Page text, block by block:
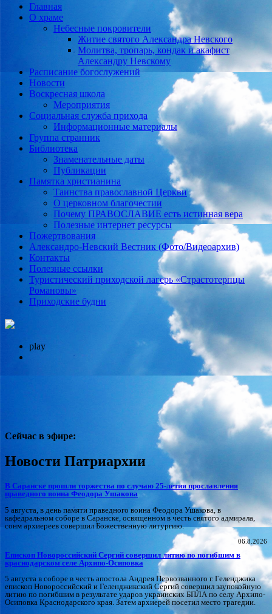
Главная
О храме
Небесные покровители
Житие святого Александра Невского
Молитва, тропарь, кондак и акафист
Александру Невскому
Расписание богослужений
Новости
Воскресная школа
Мероприятия
Социальная служба прихода
Информационные материалы
Группа странник
Библиотека
Знаменательные даты
Публикации
Памятка христианина
Таинства православной Церкви
О церковном благочестии
Почему ПРАВОСЛАВИЕ есть истинная вера
Полезные интернет ресурсы
Пожертвования
Александро-Невский Вестник (Фото/Видеоархив)
Контакты
Полезные ссылки
Туристический приходской лагерь «Страстотерпцы
Романовы»
Приходские будни
play
Сейчас в эфире:
Новости Патриархии
В Саранске прошли торжества по случаю 25-летия прославления
праведного воина Феодора Ушакова
5 августа, в день памяти праведного воина Феодора Ушакова, в
кафедральном соборе в Саранске, освященном в честь святого адмирала,
сонм архиереев совершил Божественную литургию.
06.8.2026
Епископ Новороссийский Сергий совершил литию по погибшим в
краснодарском селе Архипо-Осиповка
5 августа в соборе в честь апостола Андрея Первозванного г. Геленджика
епископ Новороссийский и Геленджикский Сергий совершил заупокойную
литию по погибшим в результате ударов украинских БПЛА по селу Архипо-
Осиповка Краснодарского края. Затем архиерей посетил место трагедии.